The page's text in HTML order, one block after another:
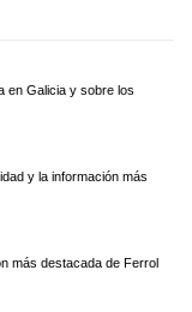
en Galicia y sobre los
y la información más
más destacada de Ferrol